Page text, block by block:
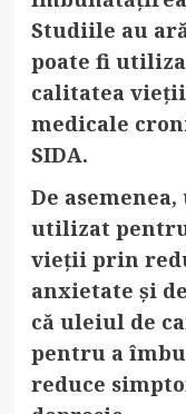
Studiile au
poate fi
calitatea
medicale
SIDA.
De
utilizat
vieții prin
anxietate și
că uleiul de
pentru a
reduce